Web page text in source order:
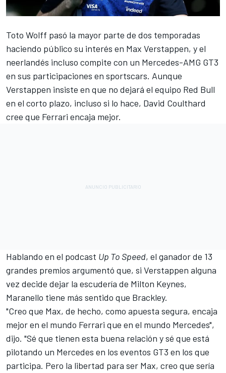
Toto Wolff pasó la mayor parte de dos temporadas
haciendo público su interés en Max Verstappen, y el
neerlandés incluso compite con un Mercedes-AMG GT3
en sus participaciones en sportscars. Aunque
Verstappen insiste en que no dejará el equipo Red Bull
en el corto plazo, incluso si lo hace, David Coulthard
cree que Ferrari encaja mejor.
Hablando en el podcast Up To Speed, el ganador de 13
grandes premios argumentó que, si Verstappen alguna
vez decide dejar la escudería de Milton Keynes,
Maranello tiene más sentido que Brackley.
"Creo que Max, de hecho, como apuesta segura, encaja
mejor en el mundo Ferrari que en el mundo Mercedes",
dijo. "Sé que tienen esta buena relación y sé que está
pilotando un Mercedes en los eventos GT3 en los que
participa. Pero la libertad para ser Max, creo que sería